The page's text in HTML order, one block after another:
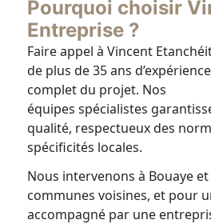
Pourquoi choisir
Entreprise ?
Faire appel à Vincent
de plus de 35 ans
complet du projet. Nos
équipes spécialistes
qualité, respectueux des
spécificités locales.
Nous intervenons à Bouaye
communes voisines, et pour
accompagné par une